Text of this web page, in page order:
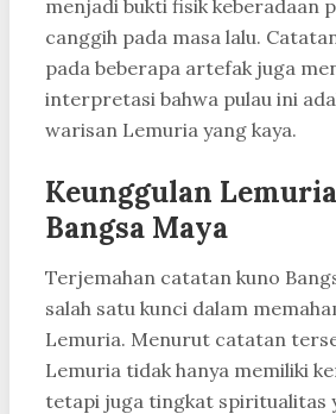
menjadi bukti fisik keberadaan
canggih pada masa lalu.
pada beberapa artefak juga
interpretasi bahwa pulau ini
warisan Lemuria yang kaya.
Keunggulan
Bangsa Maya
Terjemahan catatan kuno
salah satu kunci dalam
Lemuria. Menurut catatan
Lemuria tidak hanya memiliki
tetapi juga tingkat spiritualitas